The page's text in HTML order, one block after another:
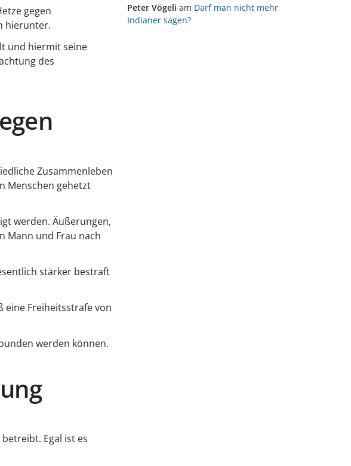
gegen
hierunter.
und hiermit seine
des
Zusammenleben
Menschen gehetzt
werden. Äußerungen,
Mann und Frau nach
stärker bestraft
eine Freiheitsstrafe von
werden können.
Egal ist es
Peter Vögeli am Darf man nicht mehr
Indianer sagen?